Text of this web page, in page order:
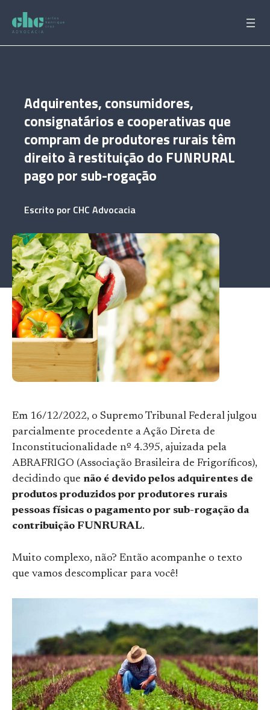
para
conteúdo
Adquirentes, consumidores,
consignatários e cooperativas que
compram de produtores rurais têm
direito à restituição do FUNRURAL
pago por sub-rogação
Escrito por CHC Advocacia
Em 16/12/2022, o Supremo Tribunal Federal julgou
parcialmente procedente a Ação Direta de
Inconstitucionalidade nº 4.395, ajuizada pela
ABRAFRIGO (Associação Brasileira de Frigoríficos),
decidindo que não é devido pelos adquirentes de
produtos produzidos por produtores rurais
pessoas físicas o pagamento por sub-rogação da
contribuição FUNRURAL.
Muito complexo, não? Então acompanhe o texto
que vamos descomplicar para você!